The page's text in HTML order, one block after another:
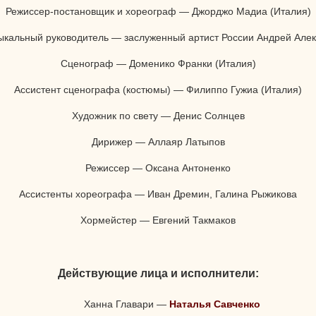
Режиссер-постановщик и хореограф — Джорджо Мадиа (Италия)
руководитель — заслуженный артист России Андрей
Сценограф — Доменико Франки (Италия)
Ассистент сценографа (костюмы) — Филиппо Гужиа (Италия)
Художник по свету — Денис Солнцев
Дирижер — Аллаяр Латыпов
Режиссер — Оксана Антоненко
Ассистенты хореографа — Иван Дремин, Галина Рыжикова
Хормейстер — Евгений Такмаков
Действующие лица и исполнители:
Ханна Главари — Наталья Савченко